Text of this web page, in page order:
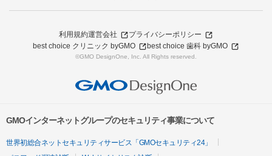
利用規約運営会社
プライバシーポリシー
best choice クリニック byGMO
best choice 歯科 byGMO
©GMO DesignOne, Inc. All Rights reserved.
GMOインターネットグループのセキュリティ事業について
世界初総合ネットセキュリティサービス「GMOセキュリティ24」